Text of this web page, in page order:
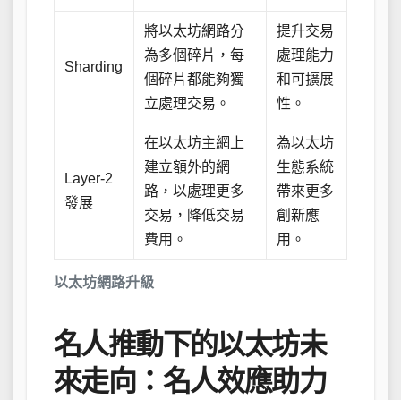
以太坊網路升級
Sharding
將以太坊網路分
為多個碎片，每
個碎片都能夠獨
立處理交易。
提升交易
處理能力
和可擴展
性。
Layer-2
發展
在以太坊主網上
建立額外的網
路，以處理更多
交易，降低交易
費用。
為以太坊
生態系統
帶來更多
創新應
用。
名人推動下的以太坊未
來走向：名人效應助力